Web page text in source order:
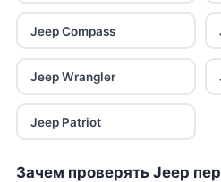
Jeep Compass
Jeep Wrangler
Jeep Patriot
Зачем проверять Jeep